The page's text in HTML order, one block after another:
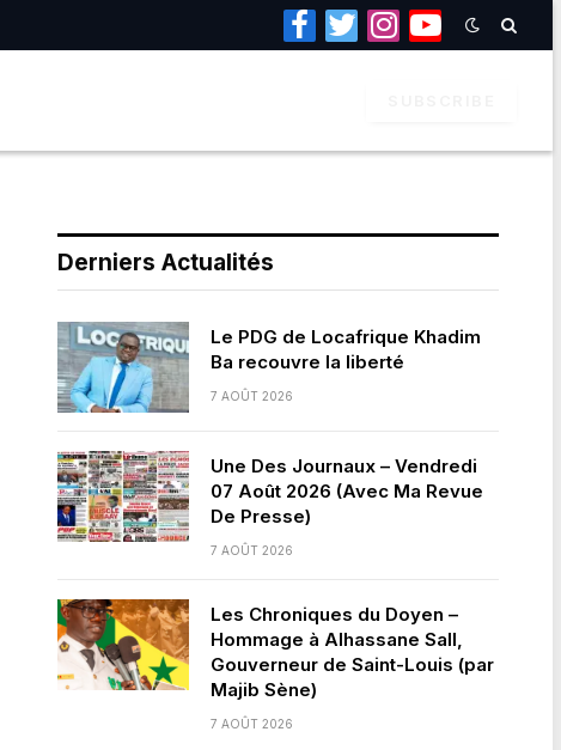
Facebook
TwitterInstagramYouTube
Derniers Actualités
Le PDG de Locafrique Khadim
Ba recouvre la liberté
7 AOÛT 2026
Une Des Journaux – Vendredi
07 Août 2026 (Avec Ma Revue
De Presse)
7 AOÛT 2026
Les Chroniques du Doyen –
Hommage à Alhassane Sall,
Gouverneur de Saint-Louis (par
Majib Sène)
7 AOÛT 2026